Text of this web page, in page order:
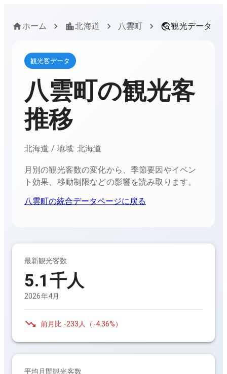
ホーム 北海道 八雲町 観光データ
観光客データ
八雲町の観光客
推移
北海道 / 地域: 北海道
月別の観光客数の変化から、季節要因やイベン
ト効果、移動制限などの影響を読み取ります。
八雲町の統合データページに戻る
最新観光客数
5.1千人
2026年4月
前月比 -233人 （ -4.36%）
平均月間観光客数